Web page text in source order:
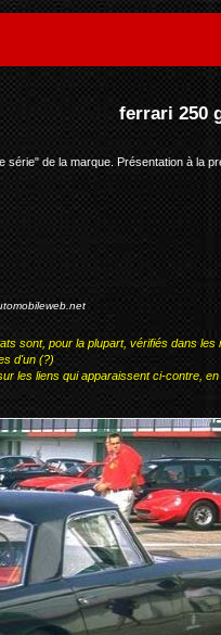
coupe serie2
de la marque. Présentation à la
sont, pour la plupart, vérifiés dans les
d'un (?)
les liens qui apparaissent ci-contre, en